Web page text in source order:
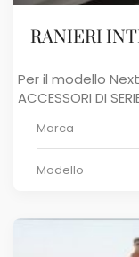
RANIERI
Per il modello
ACCESSORI DI
Marca
Modello